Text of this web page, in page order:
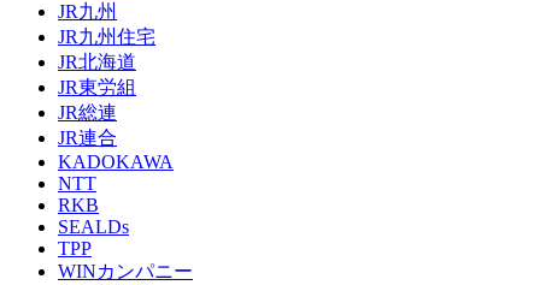
JR九州
JR九州住宅
JR北海道
JR東労組
JR総連
JR連合
KADOKAWA
NTT
RKB
SEALDs
TPP
WINカンパニー